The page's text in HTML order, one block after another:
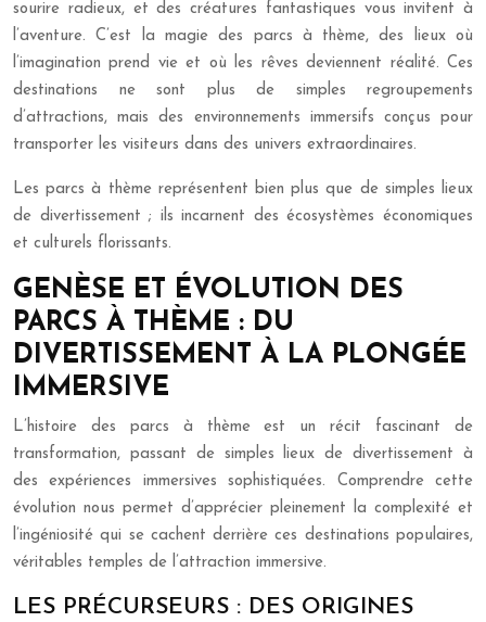
sourire radieux, et des créatures fantastiques vous invitent à
l’aventure. C’est la magie des parcs à thème, des lieux où
l’imagination prend vie et où les rêves deviennent réalité. Ces
destinations ne sont plus de simples regroupements
d’attractions, mais des environnements immersifs conçus pour
transporter les visiteurs dans des univers extraordinaires.
Les parcs à thème représentent bien plus que de simples lieux
de divertissement ; ils incarnent des écosystèmes économiques
et culturels florissants.
GENÈSE ET ÉVOLUTION DES
PARCS À THÈME : DU
DIVERTISSEMENT À LA PLONGÉE
IMMERSIVE
L’histoire des parcs à thème est un récit fascinant de
transformation, passant de simples lieux de divertissement à
des expériences immersives sophistiquées. Comprendre cette
évolution nous permet d’apprécier pleinement la complexité et
l’ingéniosité qui se cachent derrière ces destinations populaires,
véritables temples de l’attraction immersive.
LES PRÉCURSEURS : DES ORIGINES